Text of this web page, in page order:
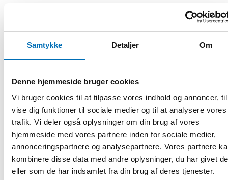
Samtykke Detaljer Om
Denne hjemmeside bruger cookies
Vi bruger cookies til at tilpasse vores indhold og annoncer,
vise dig funktioner til sociale medier og til at analysere vores
trafik. Vi deler også oplysninger om din brug af vores
hjemmeside med vores partnere inden for sociale medier,
annonceringspartnere og analysepartnere. Vores partnere
kombinere disse data med andre oplysninger, du har givet
eller som de har indsamlet fra din brug af deres tjenester.
funksjonshinder i arbeidslivet.
Et speilbilde av det «normale» arbeidet – ableisme og
arbeidsmarkedet – hvilke sysselsettingstiltak fungerer?
Hvordan utnytte potensialet i hybridarbeid for
inkludering av personer med nedsatt funksjonsevne
Livsløpets innvirkning på sysselsettingen av personer
med nedsatt funksjonsevne